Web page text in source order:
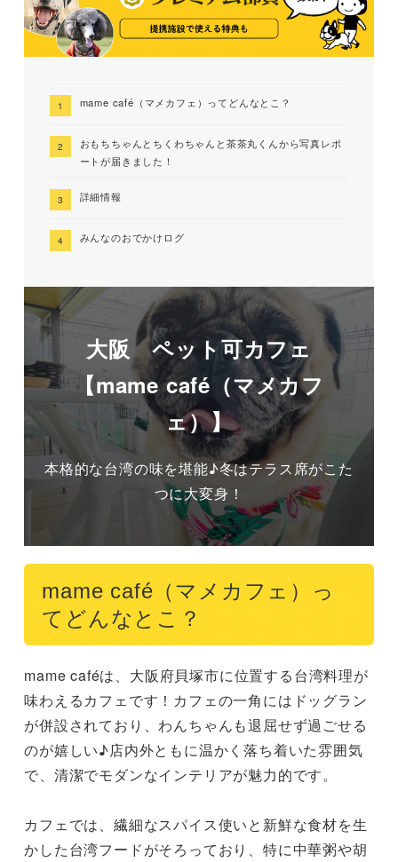
mame café（マメカフェ）ってどんなとこ？
おもちちゃんとちくわちゃんと茶茶丸くんから写真レポ
ートが届きました！
詳細情報
みんなのおでかけログ
大阪 ペット可カフェ
【mame café（マメカフ
ェ）】
本格的な台湾の味を堪能♪冬はテラス席がこた
つに大変身！
mame café（マメカフェ）っ
てどんなとこ？
mame caféは、大阪府貝塚市に位置する台湾料理が
味わえるカフェです！カフェの一角にはドッグラン
が併設されており、わんちゃんも退屈せず過ごせる
のが嬉しい♪店内外ともに温かく落ち着いた雰囲気
で、清潔でモダンなインテリアが魅力的です。
カフェでは、繊細なスパイス使いと新鮮な食材を生
かした台湾フードがそろっており、特に中華粥や胡